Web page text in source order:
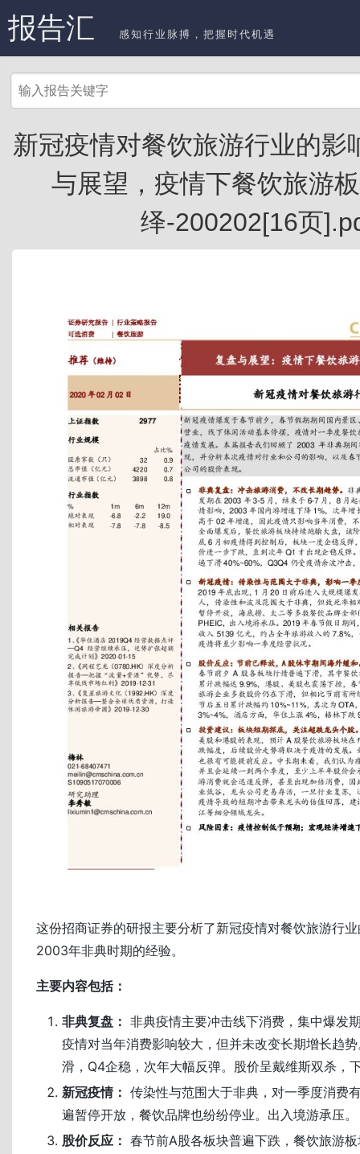
报告汇 感知行业脉搏，把握时代机遇
新冠疫情对餐饮旅游行业的影
与展望，疫情下餐饮旅游
绎-200202[16页
这份招商证券的研报主要分析了新冠疫情对餐饮旅游行
2003年非典时期的经验。
主要内容包括：
非典复盘： 非典疫情主要冲击线下消费，集中爆发
疫情对当年消费影响较大，但并未改变长期增长趋
滑，Q4企稳，次年大幅反弹。股价呈戴维斯双杀，
新冠疫情： 传染性与范围大于非典，对一季度消费
遍暂停开放，餐饮品牌也纷纷停业。出入境游承压。
股价反应： 春节前A股各板块普遍下跌，餐饮旅游